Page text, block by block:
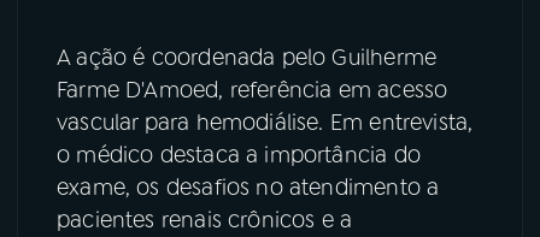
A ação é coordenada pelo Guilherme
Farme D'Amoed, referência em acesso
vascular para hemodiálise. Em entrevista,
o médico destaca a importância do
exame, os desafios no atendimento a
pacientes renais crônicos e a